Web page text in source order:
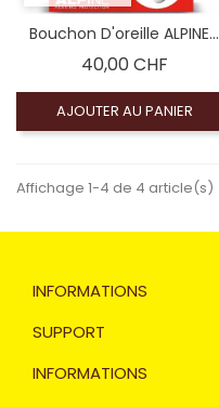
Bouchon D'oreille ALPINE...
40,00 CHFPrix
AJOUTER AU PANIER
Affichage 1-4 de 4 article(s)
INFORMATIONS
SUPPORT
INFORMATIONS